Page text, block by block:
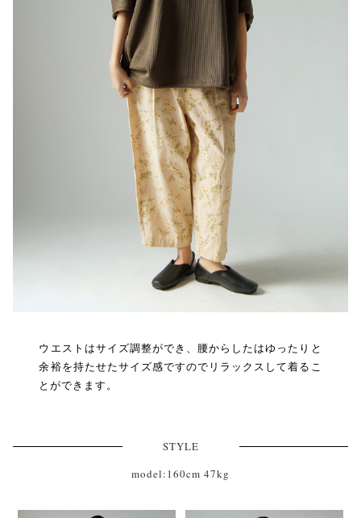
ウエストはサイズ調整ができ、腰からしたはゆったりと
余裕を持たせたサイズ感ですのでリラックスして着るこ
とができます。
STYLE
model:160cm 47kg